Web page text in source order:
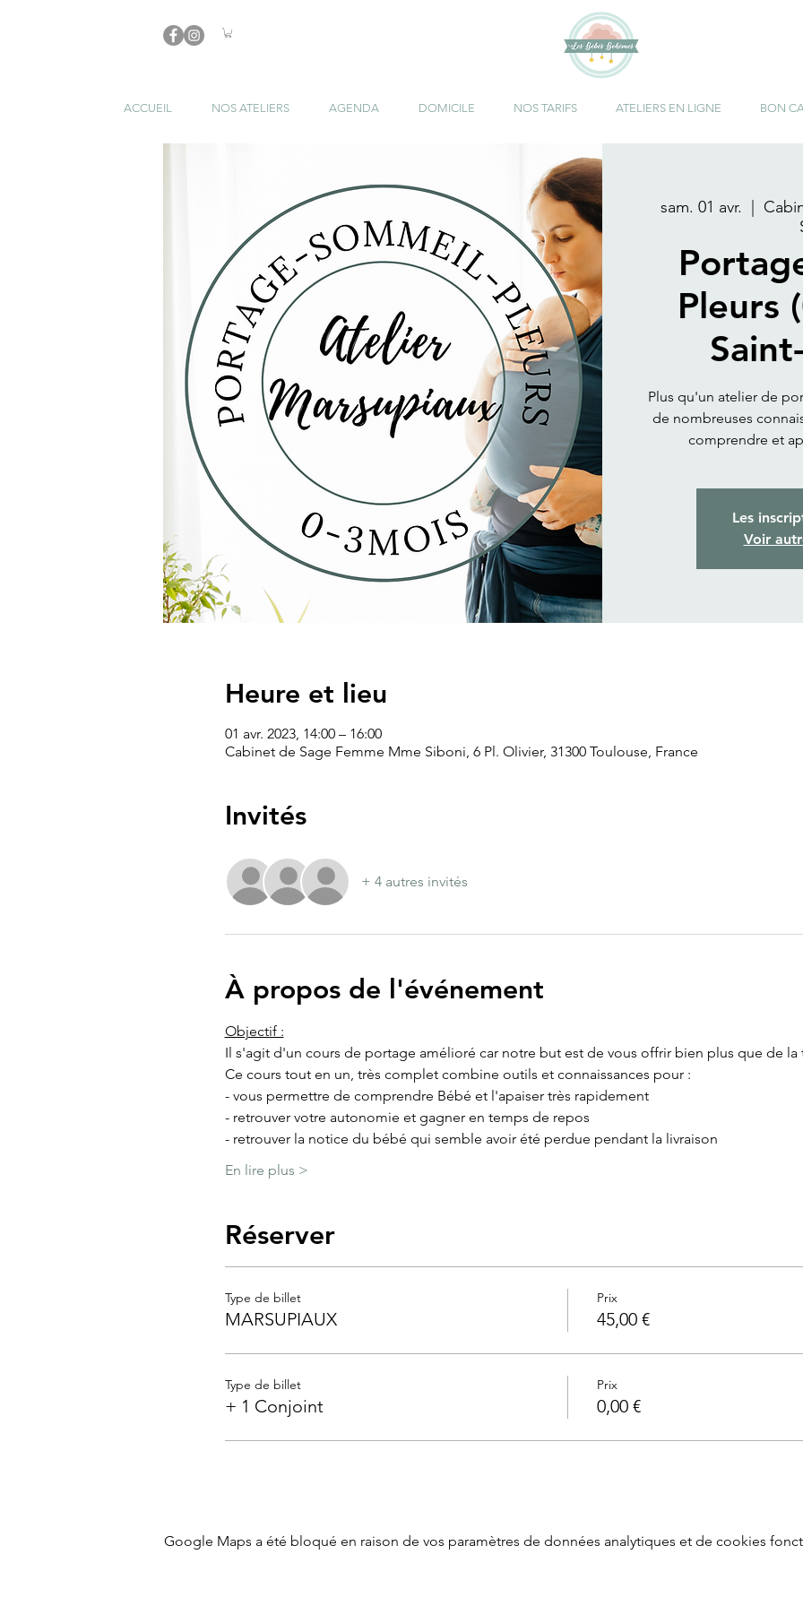
ACCUEIL NOS ATELIERS AGENDA DOMICILE NOS TARIFS ATELIERS EN LIGNE BON
sam. 01 avr.
Pleurs
Plus qu'un atelier de
de nombreuses
comprendre et
Les
Voir
Heure et lieu
01 avr. 2023, 14:00 – 16:00
Cabinet de Sage Femme Mme Siboni, 6 Pl. Olivier, 31300 Toulouse, France
Invités
+ 4 autres invités
À propos de l'événement
Objectif :
Il s'agit d'un cours de portage amélioré car notre but est de vous offrir bien plus que de la
Ce cours tout en un, très complet combine outils et connaissances pour :
- vous permettre de comprendre Bébé et l'apaiser très rapidement
- retrouver votre autonomie et gagner en temps de repos
- retrouver la notice du bébé qui semble avoir été perdue pendant la livraison
En lire plus >
Réserver
Type de billet
MARSUPIAUX
Prix
45,00 €
Type de billet
+ 1 Conjoint
Prix
0,00 €
Google Maps a été bloqué en raison de vos paramètres de données analytiques et de cookies